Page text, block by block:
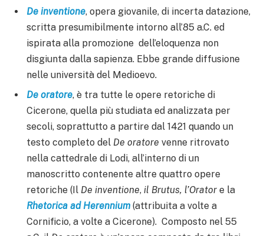
De inventione, opera giovanile, di incerta datazione,
scritta presumibilmente intorno all’85 a.C. ed
ispirata alla promozione dell’eloquenza non
disgiunta dalla sapienza. Ebbe grande diffusione
nelle università del Medioevo.
De oratore, è tra tutte le opere retoriche di
Cicerone, quella più studiata ed analizzata per
secoli, soprattutto a partire dal 1421 quando un
testo completo del De oratore venne ritrovato
nella cattedrale di Lodi, all’interno di un
manoscritto contenente altre quattro opere
retoriche (Il De inventione, il Brutus, l’Orator e la
Rhetorica ad Herennium (attribuita a volte a
Cornificio, a volte a Cicerone). Composto nel 55